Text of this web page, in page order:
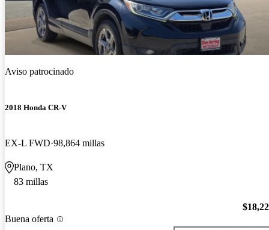
Aviso patrocinado
2018 Honda CR-V
EX-L FWD 98,864 millas
Plano, TX
83 millas
Buena oferta